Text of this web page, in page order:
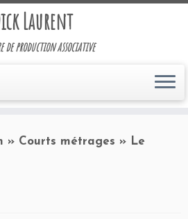
Laurent
de production associative
» Courts métrages » Le